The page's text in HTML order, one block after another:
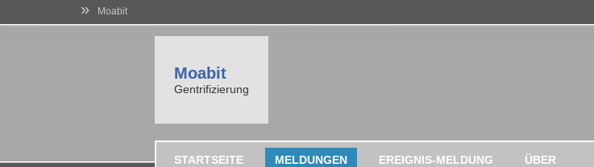
» Moabit
Moabit
Gentrifizierung
STARTSEITE MELDUNGEN EREIGNIS-MELDUNG ÜBER